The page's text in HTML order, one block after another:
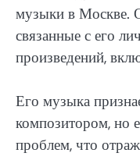
музыки в Москве.
связанные с его
произведений,
Его музыка
композитором, но
проблем, что